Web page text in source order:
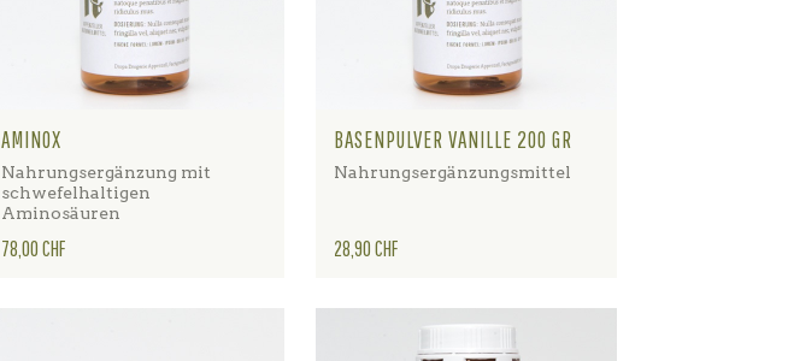
AMINOX
Nahrungsergänzung mit
schwefelhaltigen
Aminosäuren
Preis
78,00 CHF
BASENPULVER VANILLE 200 GR
Nahrungsergänzungsmittel
Preis
28,90 CHF